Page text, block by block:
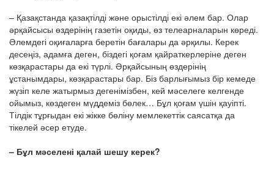
– Қазақстанда қазақтілді және орыстілді екі әлем бар. Олар
әрқайсысы өздерінің газетін оқиды, өз телеарналарын көреді.
Әлемдегі оқиғаларға беретін бағалары да әрқилы. Керек
десеңіз, адамға деген, біздегі қоғам қайраткерлеріне деген
көзқарастары да екі түрлі. Әрқайсының өздерінің
ұстанымдары, көзқарастары бар. Біз барлығымыз бір кемеде
жүзіп келе жатырмыз дегенімізбен, кей мәселеге келгенде
ойымыз, көздеген мүддеміз бөлек… Бұл қоғам үшін қауіпті.
Тілдік тұрғыдан екі жікке бөліну мемлекеттік саясатқа да
тікелей әсер етуде.
– Бұл мәселені қалай шешу керек?